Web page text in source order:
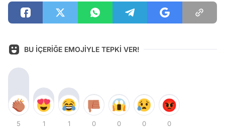
BU İÇERİĞE EMOJİYLE TEPKİ VER!
5 1 1 0 0 0 0